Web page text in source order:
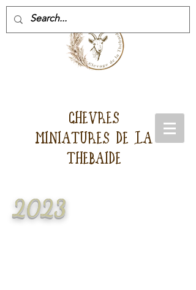
CHEVRES
MINIATURES DE LA
THEBAIDE
2023